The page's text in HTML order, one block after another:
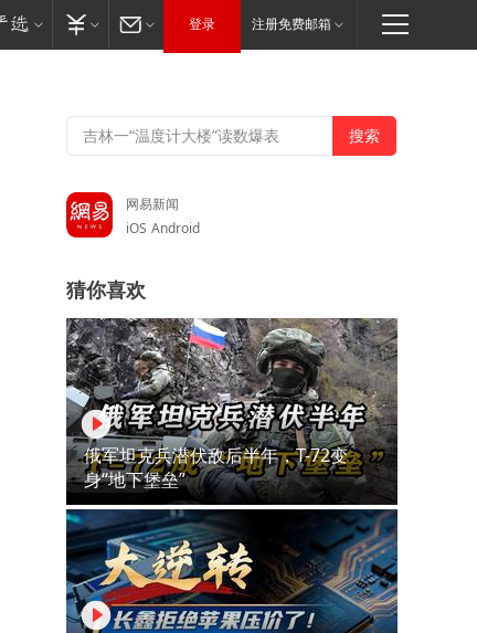
登录 注册免费邮箱
网易新闻
iOS Android
猜你喜欢
俄军坦克兵潜伏敌后半年，T-72变
身“地下堡垒”